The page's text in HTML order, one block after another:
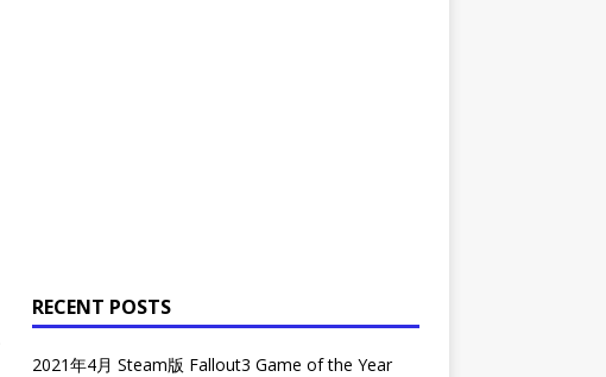
RECENT POSTS
2021年4月 Steam版 Fallout3 Game of the Year